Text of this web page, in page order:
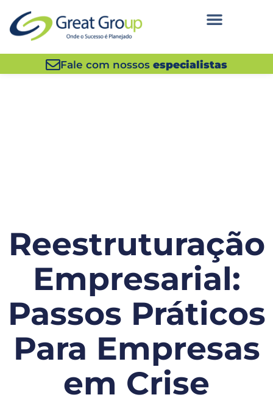
Fale com nossos especialistas
Reestruturação
Empresarial:
Passos Práticos
Para Empresas
em Crise